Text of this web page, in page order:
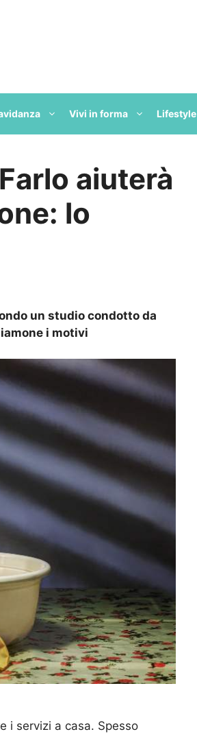
Vivi in forma Lifestyle
aiuterà
lo
un studio condotto da
i motivi
i servizi a casa. Spesso